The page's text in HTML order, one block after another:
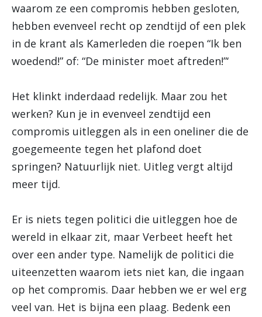
waarom ze een compromis hebben gesloten,
hebben evenveel recht op zendtijd of een plek
in de krant als Kamerleden die roepen “Ik ben
woedend!” of: “De minister moet aftreden!”‘
Het klinkt inderdaad redelijk. Maar zou het
werken? Kun je in evenveel zendtijd een
compromis uitleggen als in een oneliner die de
goegemeente tegen het plafond doet
springen? Natuurlijk niet. Uitleg vergt altijd
meer tijd.
Er is niets tegen politici die uitleggen hoe de
wereld in elkaar zit, maar Verbeet heeft het
over een ander type. Namelijk de politici die
uiteenzetten waarom iets niet kan, die ingaan
op het compromis. Daar hebben we er wel erg
veel van. Het is bijna een plaag. Bedenk een